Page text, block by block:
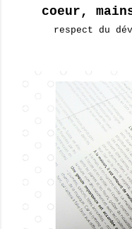
coeur,
respect du